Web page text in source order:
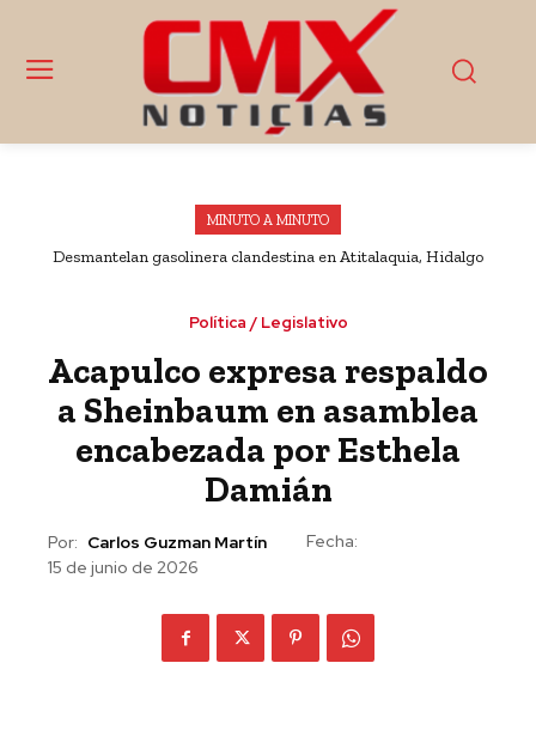
MINUTO A MINUTO
Desmantelan gasolinera clandestina en Atitalaquia, Hidalgo
Política / Legislativo
Acapulco expresa respaldo
a Sheinbaum en asamblea
encabezada por Esthela
Damián
Por: Carlos Guzman Martín
Fecha:
15 de junio de 2026